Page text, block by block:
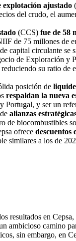
ajustado
del crudo, el
(CCS) fue de 58
de 75 millones de
capital circulante se
de Exploración y
su ratio de
posición de
respaldan la nueva
Portugal, y ser un
alianzas
de biocombustibles
ofrece descuentos
similares a los de
resultados en
ambicioso camino
sin embargo, en